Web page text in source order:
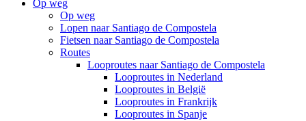
Op weg
Op weg
Lopen naar Santiago de Compostela
Fietsen naar Santiago de Compostela
Routes
Looproutes naar Santiago de Compostela
Looproutes in Nederland
Looproutes in België
Looproutes in Frankrijk
Looproutes in Spanje